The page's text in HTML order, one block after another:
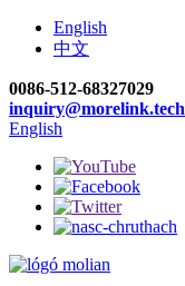
English
中文
0086-512-68327029
inquiry@morelink.tech
English